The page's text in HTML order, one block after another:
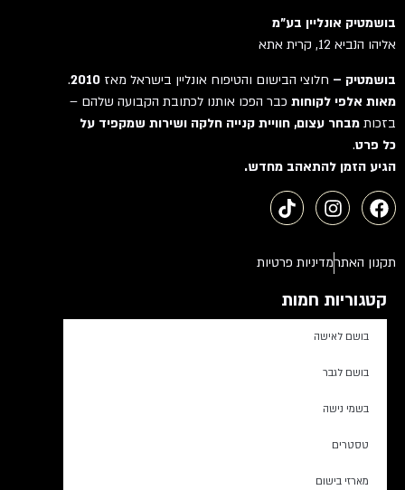
issey miyake
Jaguar
JARDIN DE PARFUMS
Jennifer Lopez
JENNY GLOW
JEROBOAM
Jessica Simpson
Jimmy Choo
JIVAGO
Jo Malone
Jo Milano
Joop
JOVAN
בושמטיק אונליין בע"מ
אליהו הנביא 12, קרית אתא
בושמטיק –חלוצי הבישום והטיפוח אונליין בישראל מאז2010
.
מאות אלפי לקוחותכבר הפכו אותנו לכתובת הקבועה שלהם –
בזכותמבחר עצום, חוויית קנייה חלקה ושירות שמקפיד על
כל פרט.
הגיע הזמן להתאהב מחדש.
תקנון האתרמדיניות פרטיות
קטגוריות חמות
בושם לאישה
בושם לגבר
בשמי נישה
טסטרים
מארזי בישום